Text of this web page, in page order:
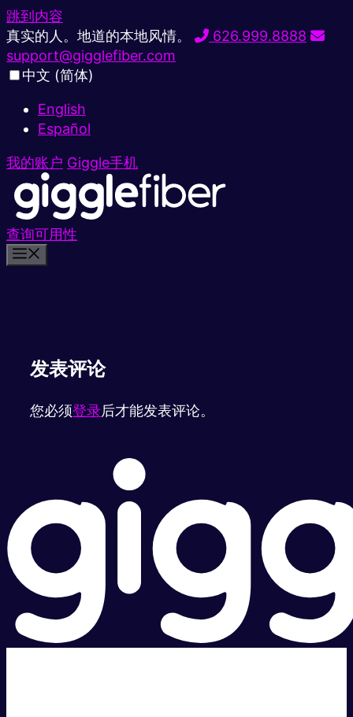
跳到内容
真实的人。地道的本地风情。
626.999.8888
support@gigglefiber.com
中文 (简体)
English
Español
我的账户 Giggle手机
查询可用性
发表评论
您必须登录后才能发表评论。